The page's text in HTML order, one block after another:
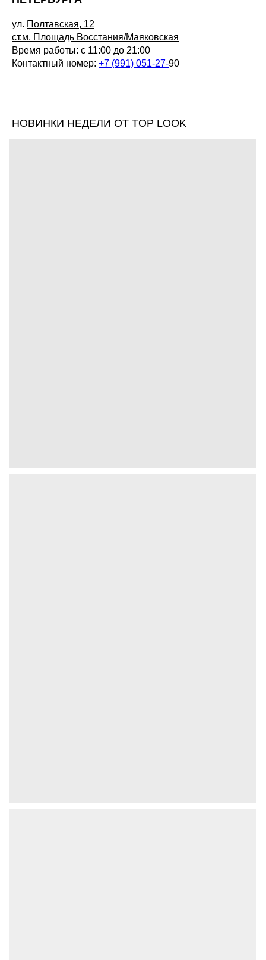
ул. Полтавская, 12
ст.м. Площадь Восстания/Маяковская
Время работы: с 11:00 до 21:00
Контактный номер: +7 (991) 051-27-90
НОВИНКИ НЕДЕЛИ ОТ TOP LOOK